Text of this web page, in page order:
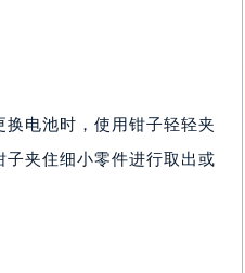
电池时，使用钳子轻轻夹
夹住细小零件进行取出或